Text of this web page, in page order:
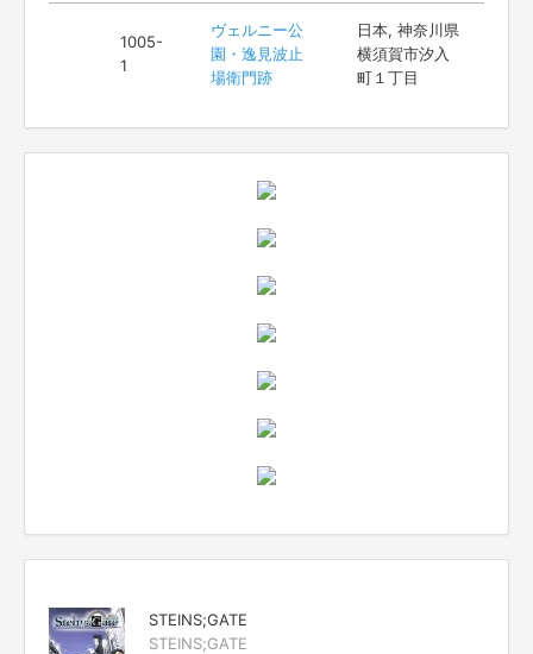
1005-
1
ヴェルニー公
園・逸見波止
場衛門跡
日本, 神奈川県
横須賀市汐入
町１丁目
STEINS;GATE
STEINS;GATE